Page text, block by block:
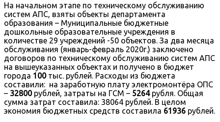
На начальном этапе по техническому обслуживанию
систем АПС, взяты объекты департамента
образования – Муниципальные бюджетные
дошкольные образовательные учреждения в
количестве 29 учреждений -50 объектов. За два месяца
обслуживания (январь-февраль 2020г.) заключено
договоров по техническому обслуживанию систем АПС
на вышеуказанных объектах и получено в бюджет
города 100тыс. рублей. Расходы из бюджета
составили: на заработную плату электромонтёра ОПС
– 32800рублей, затраты на ГСМ – 5264 рубля. Общая
сумма затрат составила: 38064 рублей. В целом
экономия бюджетных средств составила 61936 рублей.